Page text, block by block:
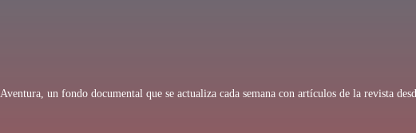
un fondo documental que se actualiza cada semana con artículos de la revista